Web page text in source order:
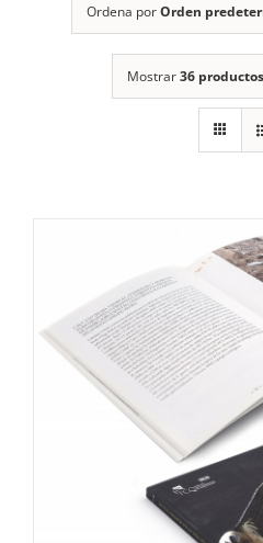
Ordena porOrden
Mostrar36 productos